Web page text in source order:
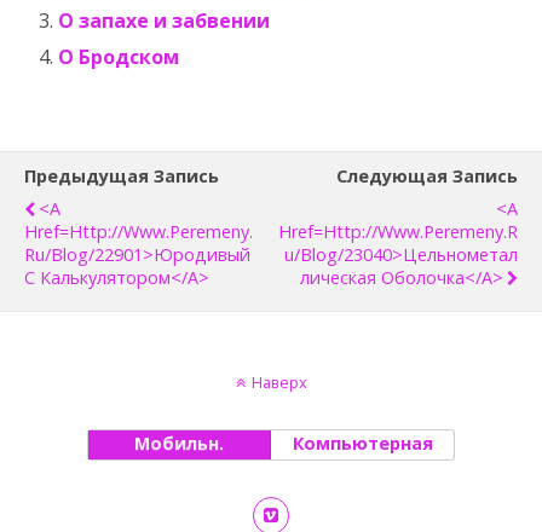
О запахе и забвении
О Бродском
Предыдущая Запись
<a
Href=http://www.peremeny.
Ru/blog/22901>Юродивый
С Калькулятором</a>
Следующая Запись
<a
Href=http://www.peremeny.r
U/blog/23040>Цельнометал
Лическая Оболочка</a>
Наверх
Мобильн. Компьютерная